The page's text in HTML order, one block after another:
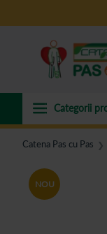
Catena Pas cu Pas ❯
NOU